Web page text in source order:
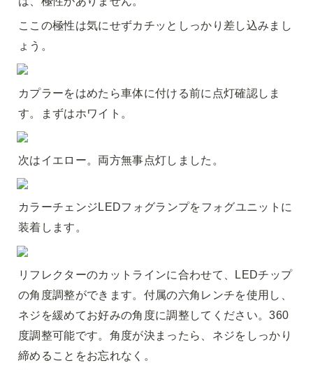
ここの極性は気にせずカチッとしっかり差し込みまし
ょう。
カプラーをはめたら車体に付ける前に点灯確認しま
す。まずはホワイト。
次はイエロー。両方無事点灯しました。
カラーチェンジLEDフォグランプをフォグユニットに
装着します。
リフレクターのカットラインに合わせて、LEDチップ
の角度調整ができます。付属の六角レンチを使用し、
ネジを緩めてお好みの角度に調整してください。360
度調整可能です。角度が決まったら、ネジをしっかり
締めることをお忘れなく。